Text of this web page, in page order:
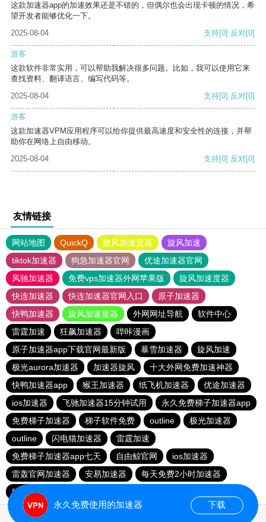
这款加速器app的加速效果还是不错的，但偶尔也会出现卡顿的情况，希
望开发者能够优化一下。
2025-08-04
支持[0] 反对[0]
游客
这款软件非常实用，可以帮助我解决很多问题。比如，我可以使用它来
查找资料、翻译语言、编写代码等。
2025-08-04
支持[0] 反对[0]
游客
这款加速器VPM应用程序可以给你提供最高速度和安全性的连接，并帮
助你在网络上自由移动。
2025-08-04
支持[0] 反对[0]
友情链接
网站地图 QuickQ 旋风加速度器
旋风加速
tiktok加速器
狗急加速器官网
优途加速器官网
风驰加速器
免费vps加速器外网苹果版
旋风加速度器
快连加速器
快连加速器官网入口
原子加速器
快鸭加速器
旋风加速度器 外网网址导航
软件中心
雷霆加速
狂飙加速器
哔咔漫画
原子加速器app下载官网最新版
暴雪加速器
旋风加速
极光aurora加速器
加速器旋风
十大外网免费加速神器
快鸭加速器app
猴王加速器 纸飞机加速器
优途加速器
ios加速器
飞驰加速器15分钟试用
永久免费梯子加速器app
免费梯子加速器
梯子软件免费 outline
极光加速器
outline
闪电猫加速器
雷霆加速
免费梯子加速器app七天
自由鲸官网
ios加速器
雷轰官网加速器
安易加速器
每天免费2小时加速器
红海pro加速器
永久免费使用的加速器 下载